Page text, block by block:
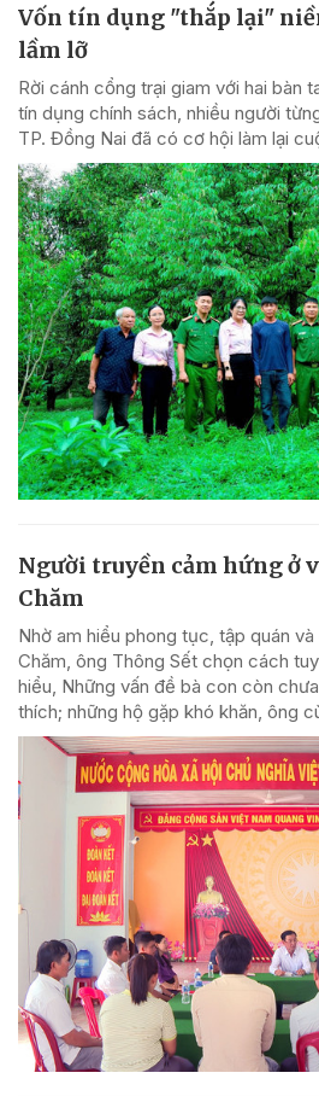
Vốn tín dụng "thắp lại"
lầm lỡ
Rời cánh cổng trại giam với hai bàn
tín dụng chính sách, nhiều người
TP. Đồng Nai đã có cơ hội làm lại
Người truyền cảm hứng ở
Chăm
Nhờ am hiểu phong tục, tập quán
Chăm, ông Thông Sết chọn cách
hiểu, Những vấn đề bà con còn
thích; những hộ gặp khó khăn, ông